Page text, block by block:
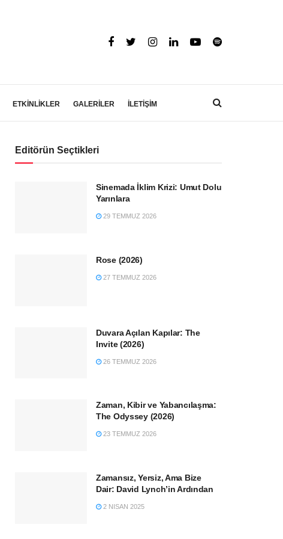
ETKİNLİKLER GALERİLER İLETİŞİM
Editörün Seçtikleri
Sinemada İklim Krizi: Umut Dolu
Yarınlara
29 TEMMUZ 2026
Rose (2026)
27 TEMMUZ 2026
Duvara Açılan Kapılar: The
Invite (2026)
26 TEMMUZ 2026
Zaman, Kibir ve Yabancılaşma:
The Odyssey (2026)
23 TEMMUZ 2026
Zamansız, Yersiz, Ama Bize
Dair: David Lynch’in Ardından
2 NISAN 2025